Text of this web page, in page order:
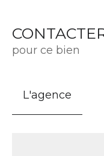
pour ce bien
L'agence